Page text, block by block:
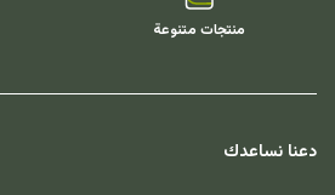
منتجات متنوعة
دعنا نساعدك